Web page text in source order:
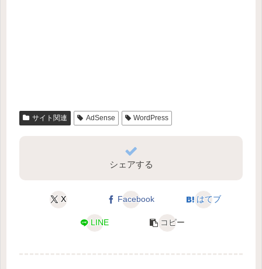
サイト関連 AdSense WordPress
シェアする
X Facebook はてブ
LINE コピー